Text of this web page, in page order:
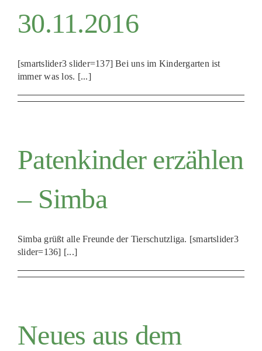
30.11.2016
[smartslider3 slider=137] Bei uns im Kindergarten ist
immer was los. [...]
Patenkinder erzählen
– Simba
Simba grüßt alle Freunde der Tierschutzliga. [smartslider3
slider=136] [...]
Neues aus dem